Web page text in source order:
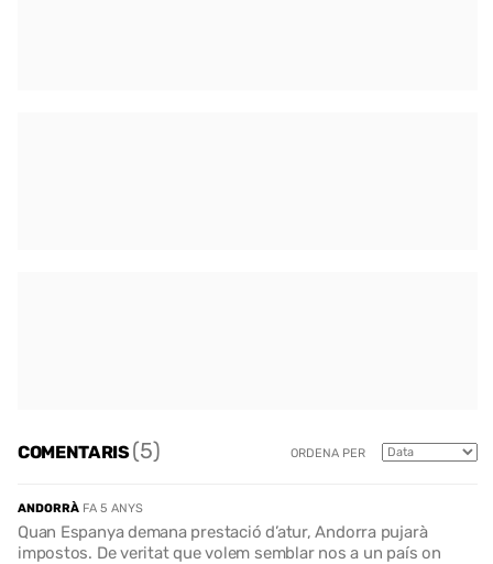
COMENTARIS(5) ORDENA PER
ANDORRÀ FA 5 ANYS
Quan Espanya demana prestació d’atur, Andorra pujarà
impostos. De veritat que volem semblar nos a un país on